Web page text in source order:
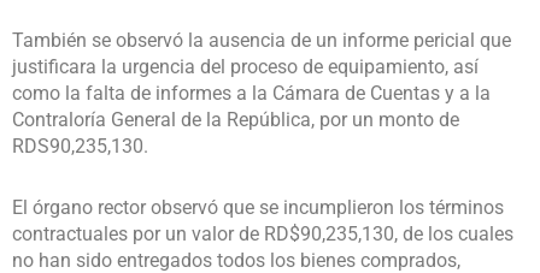
También se observó la ausencia de un informe pericial que
justificara la urgencia del proceso de equipamiento, así
como la falta de informes a la Cámara de Cuentas y a la
Contraloría General de la República, por un monto de
RDS90,235,130.
El órgano rector observó que se incumplieron los términos
contractuales por un valor de RD$90,235,130, de los cuales
no han sido entregados todos los bienes comprados,